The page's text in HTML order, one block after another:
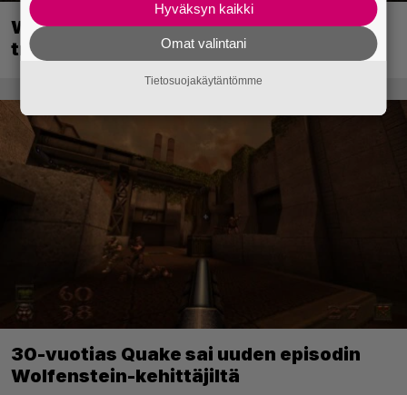
Wreckfest 2 sai rallienglannintäyteisen
trailerin
30-vuotias Quake sai uuden episodin
Wolfenstein-kehittäjiltä
Hyväksyn kaikki
Omat valintani
Tietosuojakäytäntömme